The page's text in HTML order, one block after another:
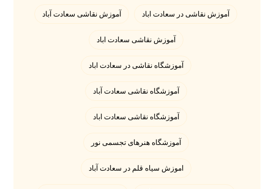
آموزش نقاشی در سعادت اباد آموزش نقاشی سعادت آباد
آموزش نقاشی سعادت اباد
آموزشگاه نقاشی در سعادت اباد
آموزشگاه نقاشی سعادت آباد
آموزشگاه نقاشی سعادت اباد
آموزشگاه هنرهای تجسمی نور
اموزش سیاه قلم در سعادت آباد